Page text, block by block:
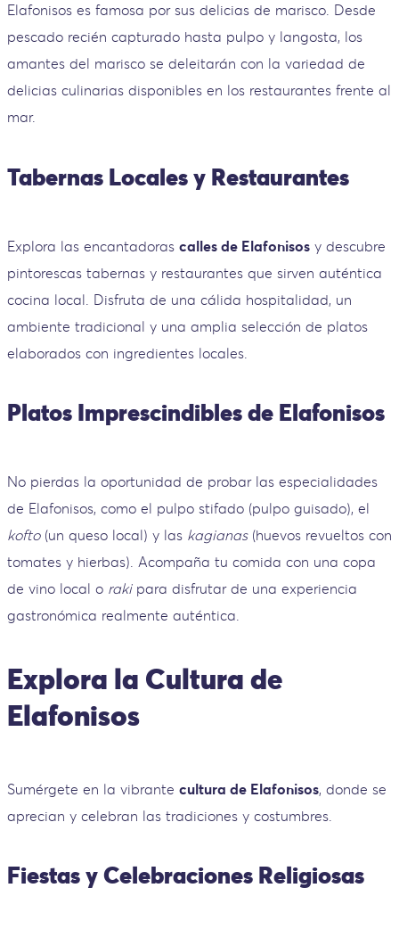
Elafonisos es famosa por sus delicias de marisco. Desde
pescado recién capturado hasta pulpo y langosta, los
amantes del marisco se deleitarán con la variedad de
delicias culinarias disponibles en los restaurantes frente al
mar.
Tabernas Locales y Restaurantes
Explora las encantadoras calles de Elafonisos y descubre
pintorescas tabernas y restaurantes que sirven auténtica
cocina local. Disfruta de una cálida hospitalidad, un
ambiente tradicional y una amplia selección de platos
elaborados con ingredientes locales.
Platos Imprescindibles de Elafonisos
No pierdas la oportunidad de probar las especialidades
de Elafonisos, como el pulpo stifado (pulpo guisado), el
kofto(un queso local) y las kagianas(huevos revueltos con
tomates y hierbas). Acompaña tu comida con una copa
de vino local o rakipara disfrutar de una experiencia
gastronómica realmente auténtica.
Explora la Cultura de
Elafonisos
Sumérgete en la vibrante cultura de Elafonisos, donde se
aprecian y celebran las tradiciones y costumbres.
Fiestas y Celebraciones Religiosas